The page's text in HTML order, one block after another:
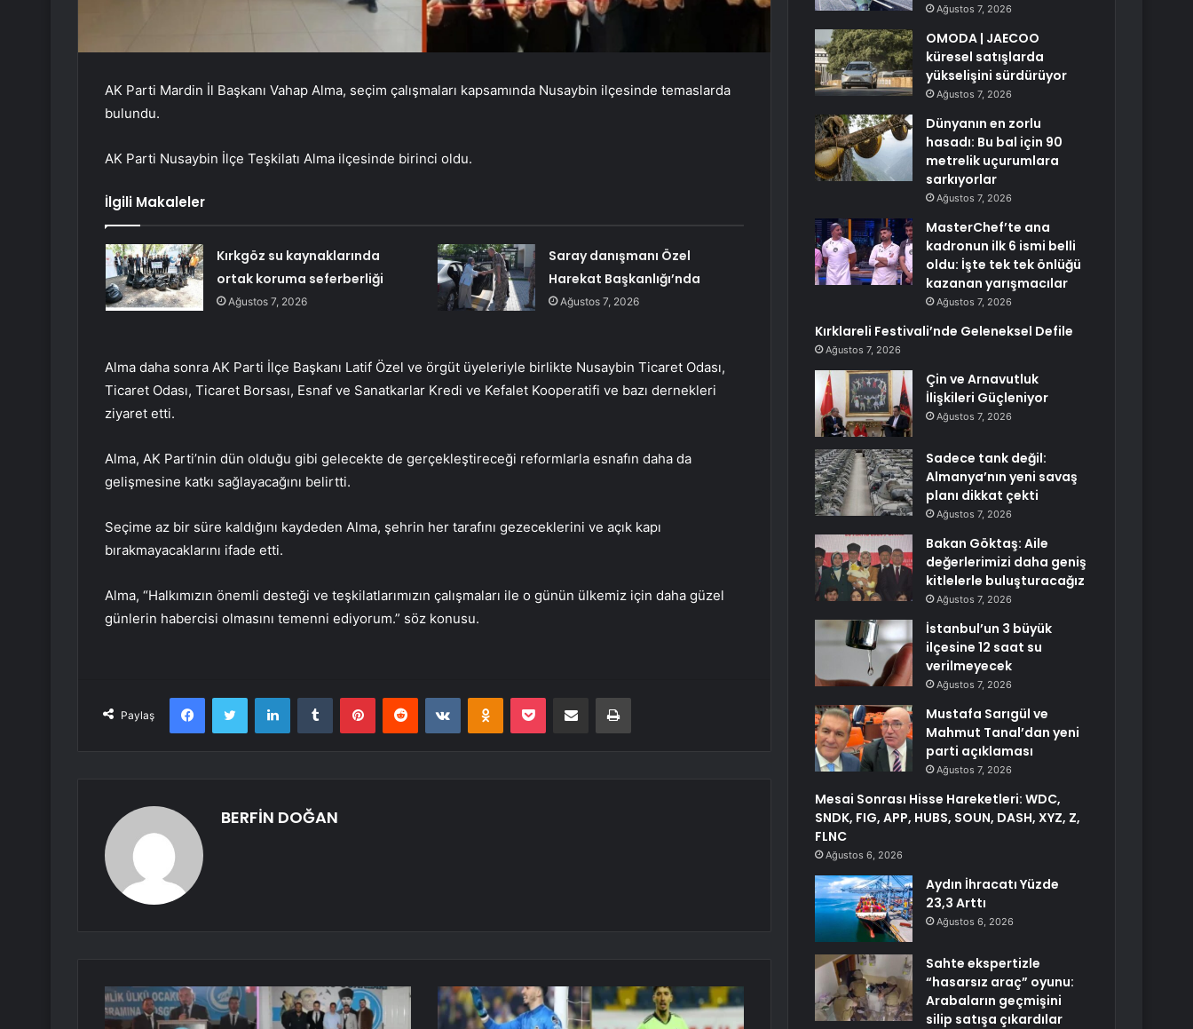
AK Parti Mardin İl Başkanı Vahap Alma, seçim çalışmaları kapsamında Nusaybin ilçesinde temaslarda
bulundu.
AK Parti Nusaybin İlçe Teşkilatı Alma ilçesinde birinci oldu.
İlgili Makaleler
Kırkgöz su kaynaklarında
ortak koruma seferberliği
Ağustos 7, 2026
Saray danışmanı Özel
Harekat Başkanlığı’nda
Ağustos 7, 2026
Alma daha sonra AK Parti İlçe Başkanı Latif Özel ve örgüt üyeleriyle birlikte Nusaybin Ticaret Odası,
Ticaret Odası, Ticaret Borsası, Esnaf ve Sanatkarlar Kredi ve Kefalet Kooperatifi ve bazı dernekleri
ziyaret etti.
Alma, AK Parti’nin dün olduğu gibi gelecekte de gerçekleştireceği reformlarla esnafın daha da
gelişmesine katkı sağlayacağını belirtti.
Seçime az bir süre kaldığını kaydeden Alma, şehrin her tarafını gezeceklerini ve açık kapı
bırakmayacaklarını ifade etti.
Alma, “Halkımızın önemli desteği ve teşkilatlarımızın çalışmaları ile o günün ülkemiz için daha güzel
günlerin habercisi olmasını temenni ediyorum.” söz konusu.
Paylaş
FacebookTwitter LinkedInTumblr PinterestReddit VKontakteOdnoklassniki
Pocket E-Posta ile paylaş Yazdır
BERFİN DOĞAN
Ağustos 7, 2026
OMODA | JAECOO
küresel satışlarda
yükselişini sürdürüyor
Ağustos 7, 2026
Dünyanın en zorlu
hasadı: Bu bal için 90
metrelik uçurumlara
sarkıyorlar
Ağustos 7, 2026
MasterChef’te ana
kadronun ilk 6 ismi belli
oldu: İşte tek tek önlüğü
kazanan yarışmacılar
Ağustos 7, 2026
Kırklareli Festivali’nde Geleneksel Defile
Ağustos 7, 2026
Çin ve Arnavutluk
İlişkileri Güçleniyor
Ağustos 7, 2026
Sadece tank değil:
Almanya’nın yeni savaş
planı dikkat çekti
Ağustos 7, 2026
Bakan Göktaş: Aile
değerlerimizi daha geniş
kitlelerle buluşturacağız
Ağustos 7, 2026
İstanbul’un 3 büyük
ilçesine 12 saat su
verilmeyecek
Ağustos 7, 2026
Mustafa Sarıgül ve
Mahmut Tanal’dan yeni
parti açıklaması
Ağustos 7, 2026
Mesai Sonrası Hisse Hareketleri: WDC,
SNDK, FIG, APP, HUBS, SOUN, DASH, XYZ, Z,
FLNC
Ağustos 6, 2026
Aydın İhracatı Yüzde
23,3 Arttı
Ağustos 6, 2026
Sahte ekspertizle
“hasarsız araç” oyunu:
Arabaların geçmişini
silip satışa çıkardılar